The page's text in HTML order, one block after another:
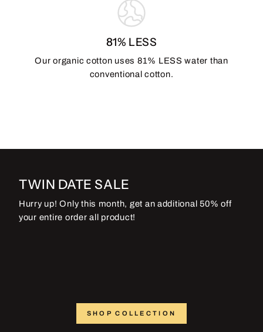
81% LESS
Our organic cotton uses 81% LESS water than
conventional cotton.
TWIN DATE SALE
Hurry up! Only this month, get an additional 50% off
your entire order all product!
SHOP COLLECTION